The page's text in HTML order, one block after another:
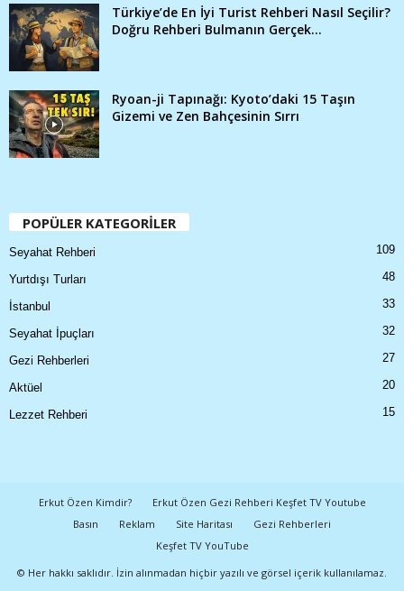
Türkiye’de En İyi Turist Rehberi Nasıl Seçilir?
Doğru Rehberi Bulmanın Gerçek...
Ryoan-ji Tapınağı: Kyoto’daki 15 Taşın
Gizemi ve Zen Bahçesinin Sırrı
POPÜLER KATEGORİLER
Seyahat Rehberi 109
Yurtdışı Turları 48
İstanbul 33
Seyahat İpuçları 32
Gezi Rehberleri 27
Aktüel 20
Lezzet Rehberi 15
Erkut Özen Kimdir?
Erkut Özen Gezi Rehberi Keşfet TV Youtube
Basın
Reklam Site Haritası
Gezi Rehberleri
Keşfet TV YouTube
© Her hakkı saklıdır. İzin alınmadan hiçbir yazılı ve görsel içerik kullanılamaz.